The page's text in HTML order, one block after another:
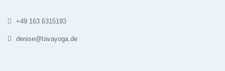
+49 163 6315193
denise@tavayoga.de